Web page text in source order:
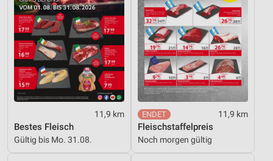
11,9 km
Bestes Fleisch
Gültig bis Mo. 31.08.
11,9 km
Fleischstaffelpreis
Noch morgen gültig